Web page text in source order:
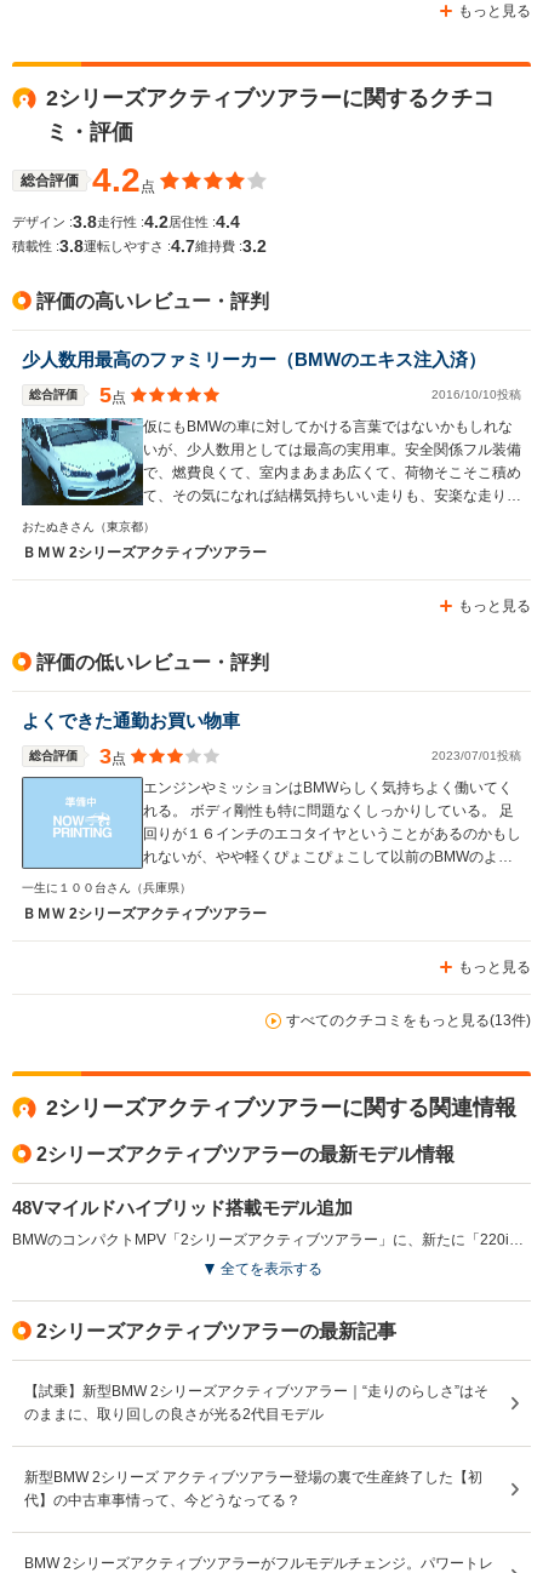
もっと見る
2シリーズアクティブツアラーに関するクチコ
ミ・評価
総合評価 4.2 点
デザイン :3.8走行性 :4.2居住性 :4.4
積載性 :3.8運転しやすさ :4.7維持費 :3.2
評価の高いレビュー・評判
少人数用最高のファミリーカー（BMWのエキス注入済）
総合評価 5点 2016/10/10投稿
仮にもBMWの車に対してかける言葉ではないかもしれな
いが、少人数用としては最高の実用車。安全関係フル装備
で、燃費良くて、室内まあまあ広くて、荷物そこそこ積め
て、その気になれば結構気持ちいい走りも、安楽な走りも
いような中古車がかなりお買い得に買える。
おたぬきさん （東京都）
ＢＭＷ 2シリーズアクティブツアラー
もっと見る
評価の低いレビュー・評判
よくできた通勤お買い物車
総合評価 3点 2023/07/01投稿
エンジンやミッションはBMWらしく気持ちよく働いてく
れる。 ボディ剛性も特に問題なくしっかりしている。 足
回りが１６インチのエコタイヤということがあるのかもし
れないが、やや軽くぴょこぴょこして以前のBMWのよう
などっしり感は全くない。 通勤や買い物には気軽に乗れ
る車だが、走りに楽しさとか面白さを求めることはできな
い。 よくできたファミリーカーというところか。 BMWブ
一生に１００台さん （兵庫県）
ＢＭＷ 2シリーズアクティブツアラー
もっと見る
すべてのクチコミをもっと見る(13件)
2シリーズアクティブツアラーに関する関連情報
2シリーズアクティブツアラーの最新モデル情報
48Vマイルドハイブリッド搭載モデル追加
BMWのコンパクトMPV「2シリーズアクティブツアラー」に、新たに「220i」が追加され、グレードラインナップが強化された。1.5L直列3気筒ターボに48Vインテグレイテッド・ハイブリッドを組み合わせ、モーターによる補助で発進や加速時の燃料消費を抑制しつつ、滑らかな走行を実現した。減速時のエネルギー回生やエンジン再始動時の振動低減も図られ、システム最高出力125kW（170ps）、最大トルク280N・mを発揮する仕様となっている。（2026.5）
全てを表示する
2シリーズアクティブツアラーの最新記事
【試乗】新型BMW 2シリーズアクティブツアラー｜“走りのらしさ”はそ
のままに、取り回しの良さが光る2代目モデル
新型BMW 2シリーズ アクティブツアラー登場の裏で生産終了した【初
代】の中古車事情って、今どうなってる？
BMW 2シリーズアクティブツアラーがフルモデルチェンジ。パワートレ